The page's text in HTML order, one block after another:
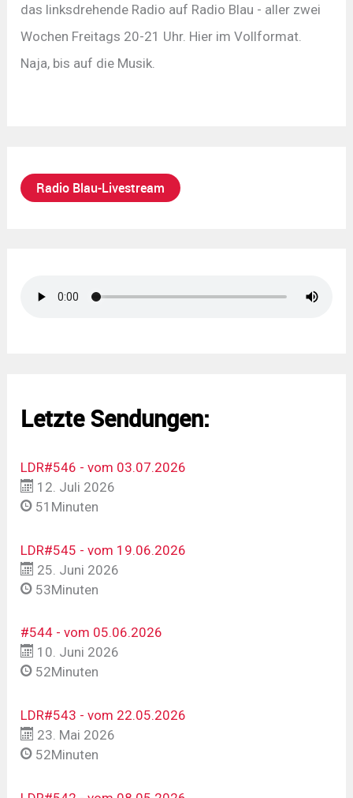
das linksdrehende Radio auf Radio Blau - aller zwei
Wochen Freitags 20-21 Uhr. Hier im Vollformat.
Naja, bis auf die Musik.
Radio Blau-Livestream
Letzte Sendungen:
LDR#546 - vom 03.07.2026
12. Juli 2026
51Minuten
LDR#545 - vom 19.06.2026
25. Juni 2026
53Minuten
#544 - vom 05.06.2026
10. Juni 2026
52Minuten
LDR#543 - vom 22.05.2026
23. Mai 2026
52Minuten